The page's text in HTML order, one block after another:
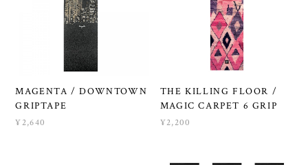
MAGENTA / DOWNTOWN
GRIPTAPE
¥2,640
THE KILLING FLOOR /
MAGIC CARPET 6 GRIP
¥2,200